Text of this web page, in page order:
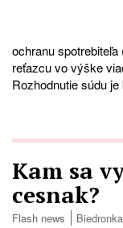
ochranu
reťazcu vo výške
Rozhodnutie súdu je
Kam sa
cesnak?
Flash news Biedronka